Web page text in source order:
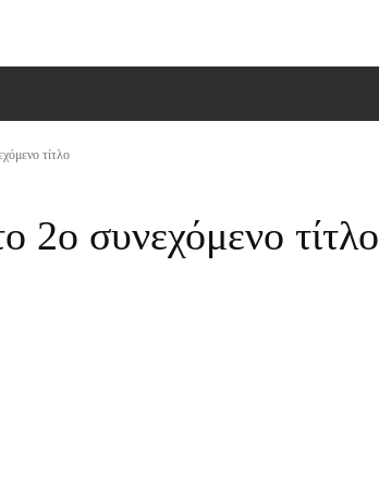
τίτλο
2ο συνεχόμενο τίτλο